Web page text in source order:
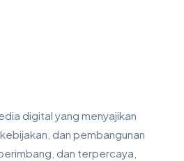
digital yang menyajikan
dan pembangunan
dan terpercaya,